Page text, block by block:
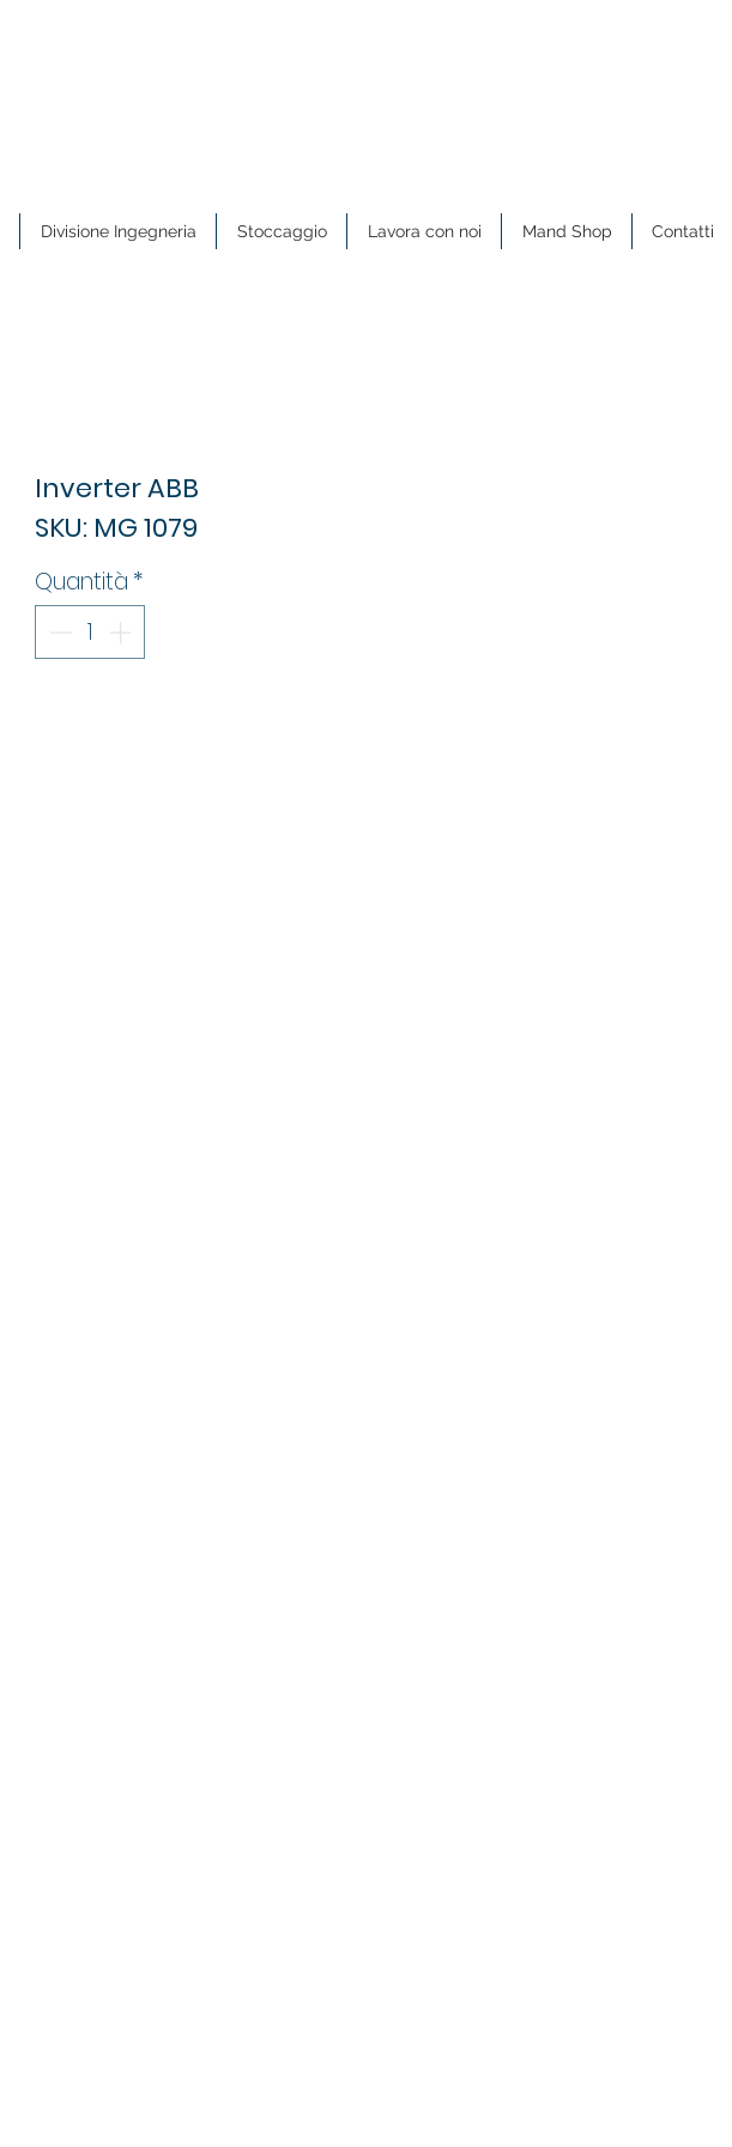
Divisione Ingegneria Stoccaggio Lavora con noi Mand Shop Contatti
Inverter ABB
SKU: MG 1079
Quantità *